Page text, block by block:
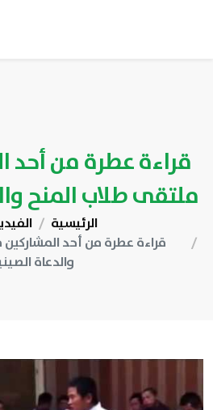
قراءة عطرة من أحد
ملتقى طلاب المنح
الرئيسية
قراءة عطرة من أحد
والدعاة